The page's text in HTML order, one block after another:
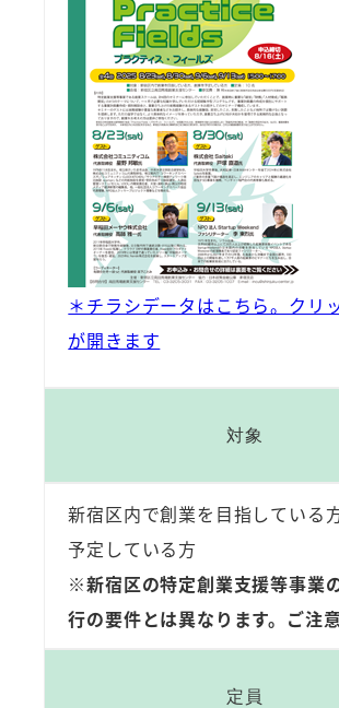
＊チラシデータはこちら。クリ
が開きます
対象
新宿区内で創業を目指している
予定している方
※新宿区の特定創業支援等事業
行の要件とは異なります。ご注意
定員